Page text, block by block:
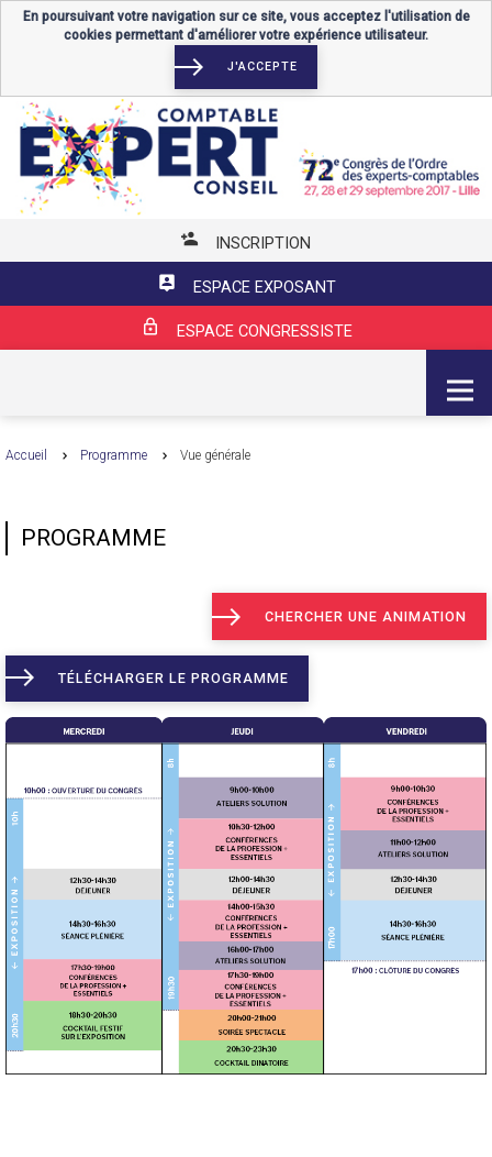
INSCRIPTION
ESPACE EXPOSANT
ESPACE CONGRESSISTE
Accueil Programme Vue générale
PROGRAMME
CHERCHER UNE ANIMATION
TÉLÉCHARGER LE PROGRAMME
En poursuivant votre navigation sur ce site, vous acceptez l'utilisation de
cookies permettant d'améliorer votre expérience utilisateur.
J'ACCEPTE